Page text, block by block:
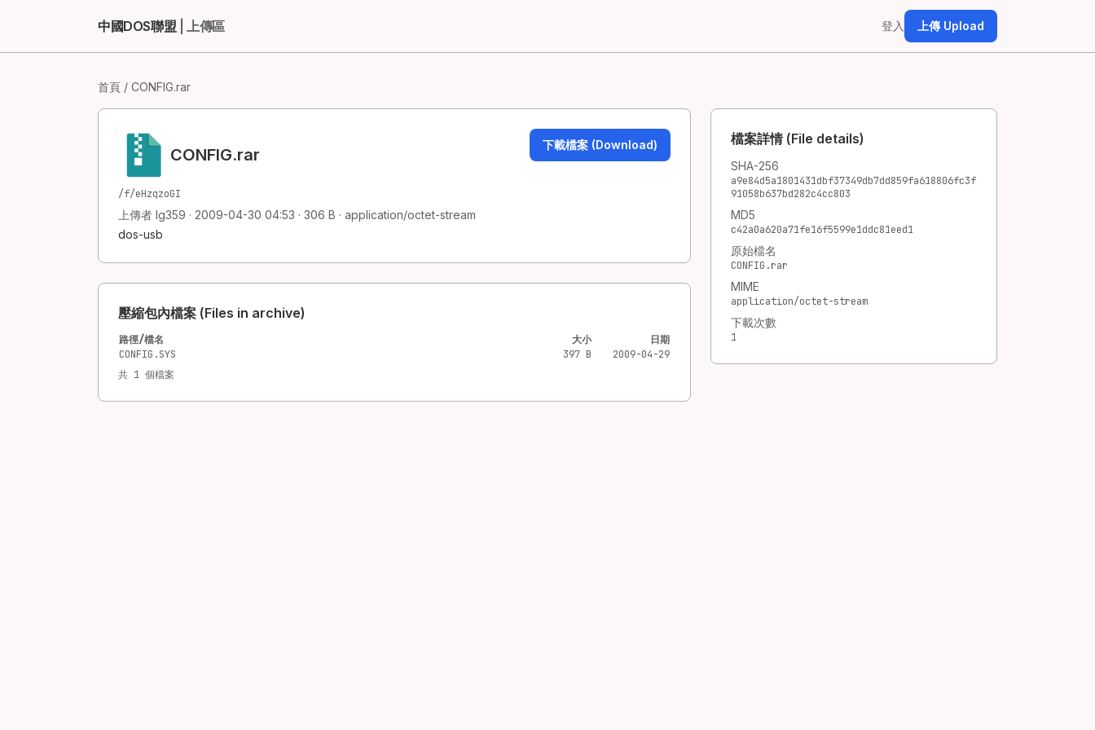
中國DOS聯盟 | 上傳區 登入 上傳 Upload
首頁 / CONFIG.rar
CONFIG.rar
/f/eHzqzoGI
上傳者 lg359 · 2009-04-30 04:53 · 306 B · application/octet-stream
dos-usb
下載檔案 (Download)
壓縮包內檔案 (Files in archive)
路徑/檔名 大小
日期
CONFIG.SYS
397 B
2009-04-29
共 1 個檔案
檔案詳情 (File details)
SHA-256
a9e84d5a1801431dbf37349db7dd859fa618806fc3f
91058b637bd282c4cc803
MD5
c42a0a620a71fe16f5599e1ddc81eed1
原始檔名
CONFIG.rar
MIME
application/octet-stream
下載次數
1